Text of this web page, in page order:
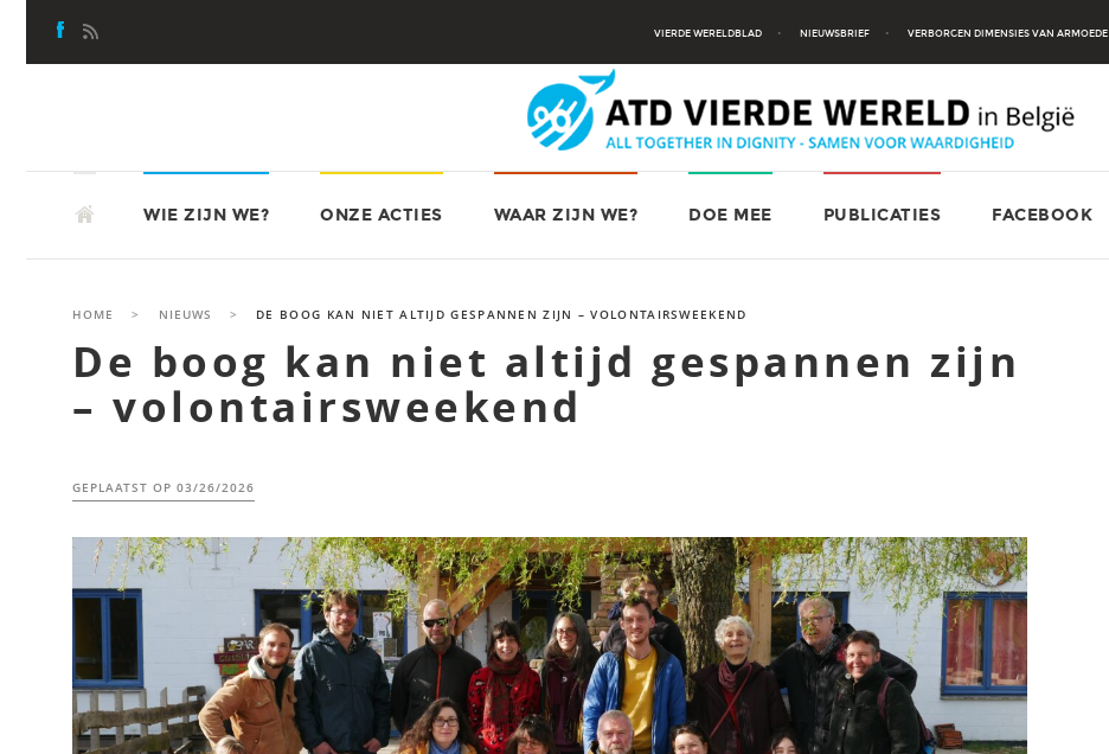
content
VIERDE WERELDBLAD NIEUWSBRIEF VERBORGEN DIMENSIES VAN ARMOEDE
ATD-VIERDEWERELD
TO
CONTENT WIE ZIJN WE? ONZE ACTIES WAAR ZIJN WE? DOE MEE PUBLICATIES FACEBOOK
HOME > NIEUWS > DE BOOG KAN NIET ALTIJD GESPANNEN ZIJN – VOLONTAIRSWEEKEND
De boog kan niet altijd gespannen zijn
– volontairsweekend
GEPLAATST OP 03/26/2026